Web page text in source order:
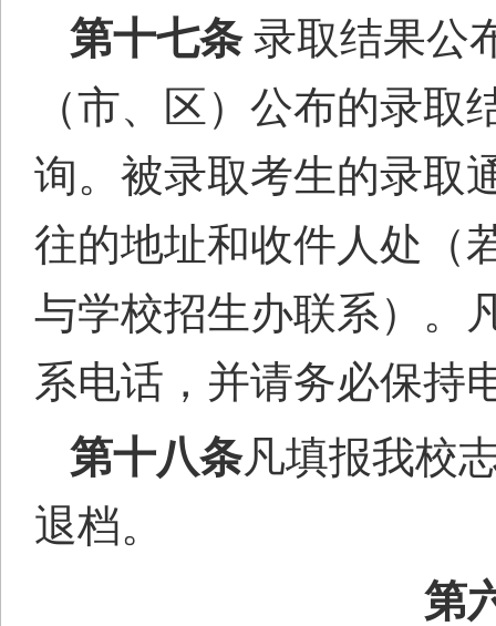
第十七条 录取结果公
（市、区）公布的录
询。被录取考生的录取
往的地址和收件人处（
与学校招生办联系）。
系电话，并请务必保持
第十八条凡填报我校
退档。
第